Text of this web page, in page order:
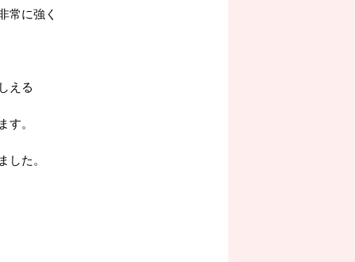
常に強く
える
。
た。